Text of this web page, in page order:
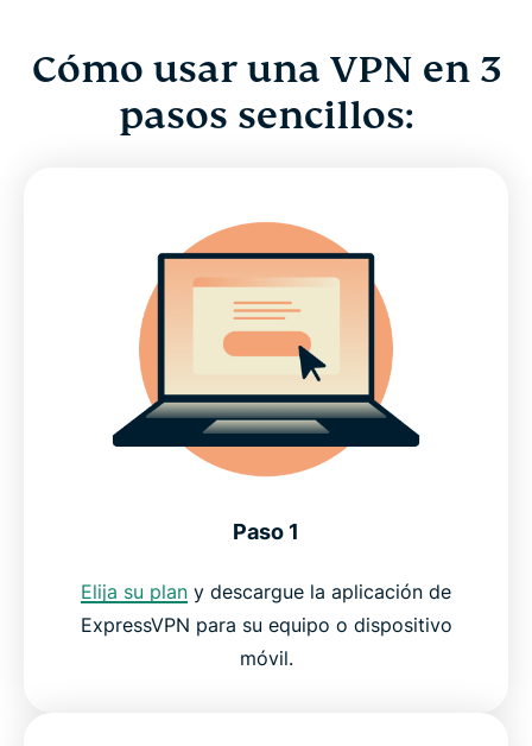
Cómo usar una VPN en 3
pasos sencillos:
Paso 1
Elija su plan y descargue la aplicación de
ExpressVPN para su equipo o dispositivo
móvil.